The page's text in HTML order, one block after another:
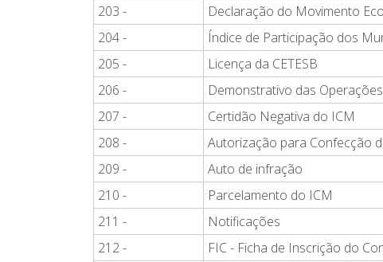
203 -
Declaração do Movimento
204 -
Índice de Participação dos
205 -
Licença da CETESB
206 -
Demonstrativo das
207 -
Certidão Negativa do ICM
208 -
Autorização para Confecção
209 -
Auto de infração
210 -
Parcelamento do ICM
211 -
Notificações
212 -
FIC - Ficha de Inscrição do